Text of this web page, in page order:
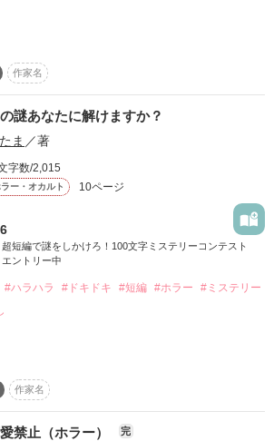
てきたはずなのに、えっ？　私が悪役令
って、一体どういうこと？
のに、八年経ってから気づきました』
始
した。
作品を読む
デレな聖女
ーーーーーーーーーーーーー
愛の呪い』
な二人が、
日は来るのだろうか？
ーーーーーーーーーーーーーー
聖女は陛下を溺愛する。
で。
作品を読む
作家名
謎あなたに解けますか？
ま ／著
字数/2,015
ラー・オカルト 10ページ
6
超短編で謎をしかけろ！100文字ミステリーコンテスト
エントリー中
#ハラハラ #ドキドキ #短編 #ホラー
#ミステリー
すよね
作家名
禁止（ホラー） 完